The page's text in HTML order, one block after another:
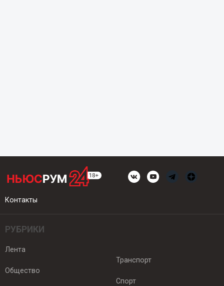
Контакты
РУБРИКИ
Лента
Общество
Транспорт
Спорт